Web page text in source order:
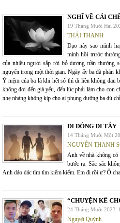
NGHĨ VỀ CÁI
19 Tháng Mười Hai
THÁI THANH
Dạo này sao mình
mình hồi trước
của nhiều người sắp rời bỏ dương trần thường
nguyển trong một thời gian. Ngày ấy ba đã phản
Ý niệm của ba là khi hết số thì đi liền không đau
không đợi đến già yếu, đến lúc phải làm cho con
nhẹ nhàng không kịp cho ai phụng dưỡng ba dù
ĐI ĐÔNG ĐI TÂY
14 Tháng Mười Một
NGUYỄN THANH
Anh về nhà không
bước ra. Sắc sắc
Anh dáo dác tìm tìm kiếm kiếm. Em đi rồi ư? Ô
“CHUYỆN KỂ
24 Tháng Mười 2023
Nguyệt Quỳnh